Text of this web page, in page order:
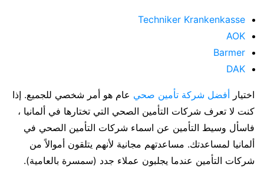
Techniker Krankenkasse
AOK
Barmer
DAK
اختيار أفضل شركة تأمين صحي عام هو أمر شخصي للجميع. إذا
كنت لا تعرف شركات التأمين الصحي التي تختارها في ألمانيا ،
فاسأل وسيط التأمين عن اسماء شركات التأمين الصحي في
ألمانيا لمساعدتك. مساعدتهم مجانية لأنهم يتلقون أموالاً من
شركات التأمين عندما يجلبون عملاء جدد (سمسرة بالعامية).